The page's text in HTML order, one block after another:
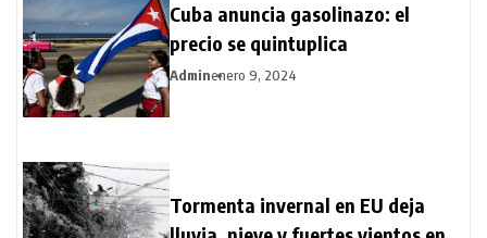
Cuba anuncia gasolinazo: el
precio se quintuplica
Adminenero 9, 2024
Tormenta invernal en EU deja